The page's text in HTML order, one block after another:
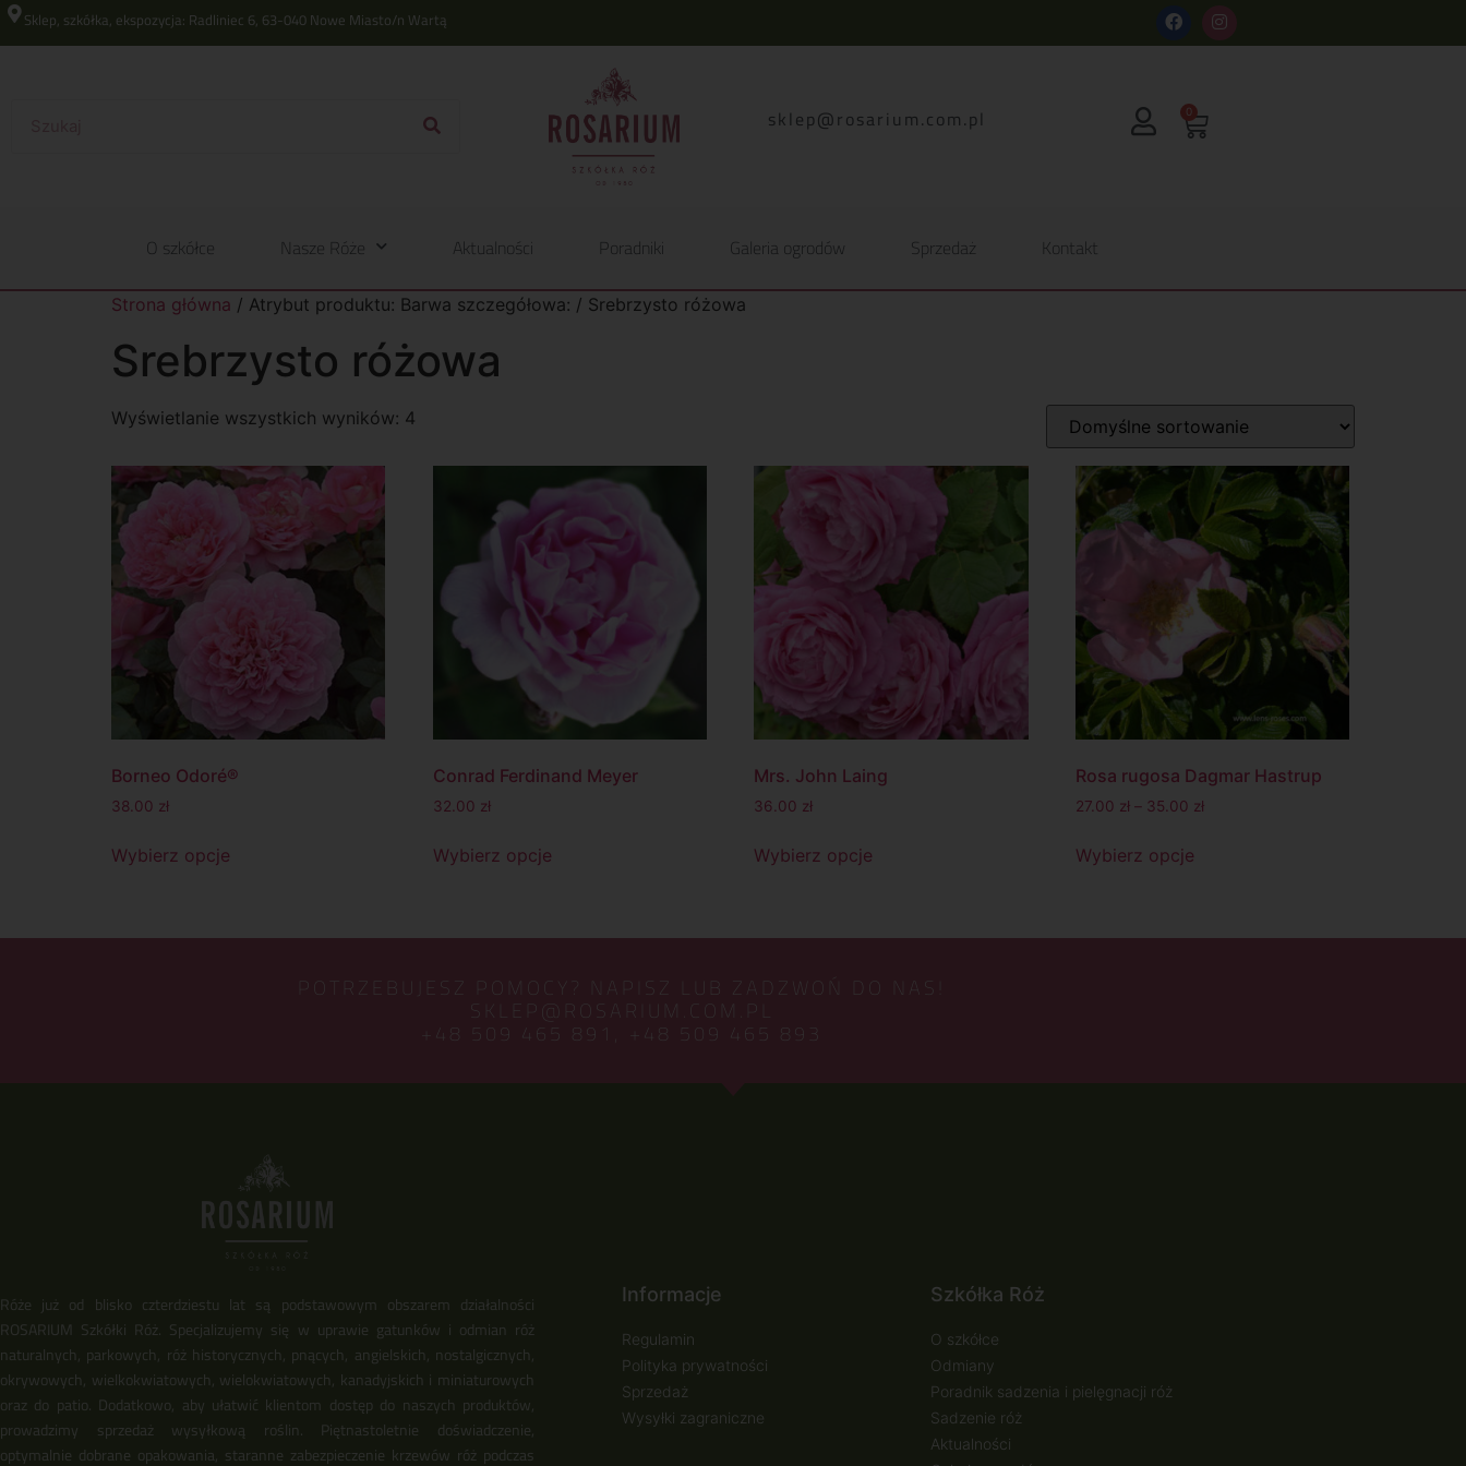
Sklep, szkółka, ekspozycja: Radliniec 6, 63-040 Nowe Miasto/n Wartą
lp.moc.muirasor@pelks 0
O szkółce Nasze Róże Aktualności Poradniki Galeria ogrodów Sprzedaż Kontakt
Strona główna / Atrybut produktu: Barwa szczegółowa: / Srebrzysto różowa
Srebrzysto różowa
Wyświetlanie wszystkich wyników: 4
Borneo Odoré®
38.00 zł
Wybierz opcje
Conrad Ferdinand Meyer
32.00 zł
Wybierz opcje
Mrs. John Laing
36.00 zł
Wybierz opcje
Rosa rugosa Dagmar Hastrup
27.00 zł – 35.00 zł
Wybierz opcje
POTRZEBUJESZ POMOCY? NAPISZ LUB ZADZWOŃ DO NAS!
SKLEP@ROSARIUM.COM.PL
+48 509 465 891, +48 509 465 893
Róże już od blisko czterdziestu lat są podstawowym obszarem działalności
ROSARIUM Szkółki Róż. Specjalizujemy się w uprawie gatunków i odmian róż
naturalnych, parkowych, róż historycznych, pnących, angielskich, nostalgicznych,
okrywowych, wielkokwiatowych, wielokwiatowych, kanadyjskich i miniaturowych
oraz do patio. Dodatkowo, aby ułatwić klientom dostęp do naszych produktów,
prowadzimy sprzedaż wysyłkową roślin. Piętnastoletnie doświadczenie,
optymalnie dobrane opakowania, staranne zabezpieczenie krzewów róż podczas
Informacje
Regulamin
Polityka prywatności
Sprzedaż
Wysyłki zagraniczne
Szkółka Róż
O szkółce
Odmiany
Poradnik sadzenia i pielęgnacji róż
Sadzenie róż
Aktualności